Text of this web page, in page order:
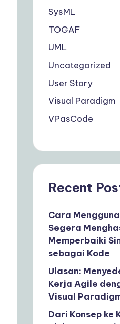
SysML
TOGAF
UML
Uncategorized
User Story
Visual Paradigm
VPasCode
Recent
Cara
Segera
Memperbaiki
sebagai Kode
Ulasan:
Kerja Agile
Visual
Dari Konsep ke